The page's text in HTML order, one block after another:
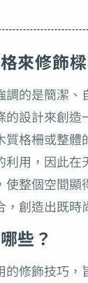
來修飾
的是簡潔
設計來創
格柵或整
用，因此
整個空間
創造出既時
些？
修飾技巧